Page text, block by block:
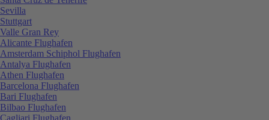
Sevilla
Stuttgart
Valle Gran Rey
Alicante Flughafen
Amsterdam Schiphol Flughafen
Antalya Flughafen
Athen Flughafen
Barcelona Flughafen
Bari Flughafen
Bilbao Flughafen
Cagliari Flughafen